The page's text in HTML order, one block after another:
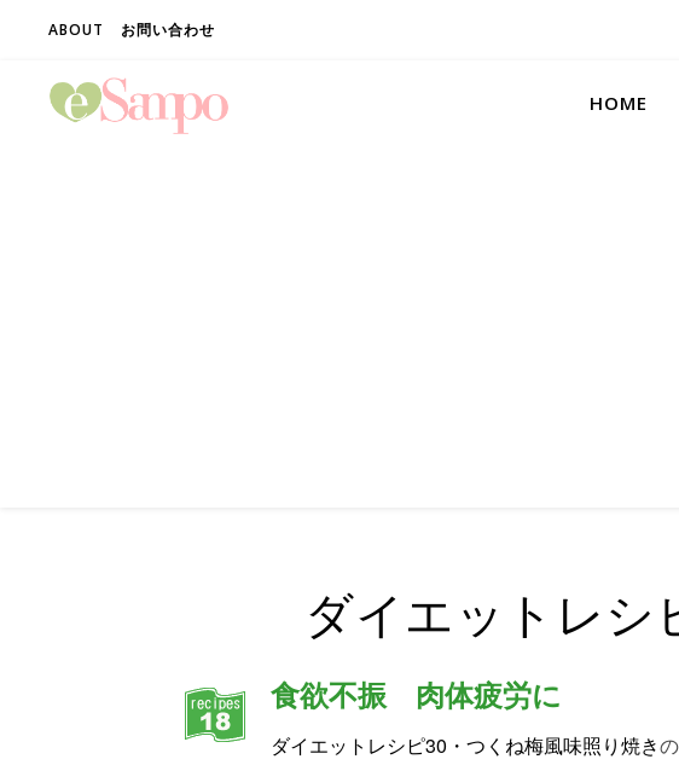
ABOUT お問い合わせ
HOME
ダイエットレシ
食欲不振 肉体疲労に
ダイエットレシピ30・つくね梅風味照り焼き